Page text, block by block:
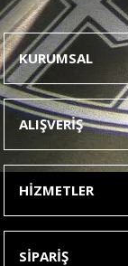
Bu ürünün fiyat
konularda yetersiz
tarafımıza
Görüş ve
Ürün resmi
Ürün
Ürün bilgilerinde
Ürün fiyatı diğer
Bu ürüne benzer
KURUMSAL
ALIŞVERİŞ
HİZMETLER
SİPARİŞ